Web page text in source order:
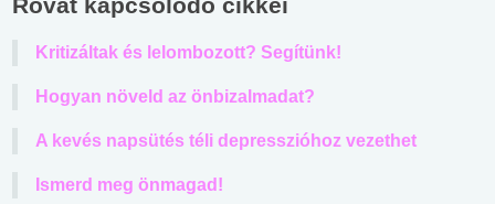
Kritizáltak és lelombozott? Segítünk!
Hogyan növeld az önbizalmadat?
A kevés napsütés téli depresszióhoz vezethet
Ismerd meg önmagad!